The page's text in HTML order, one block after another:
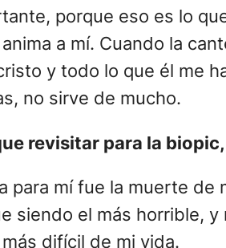
porque eso es lo
a mí. Cuando la
y todo lo que él me
no sirve de mucho.
revisitar para la
para mí fue la muerte
siendo el más horrible,
difícil de mi vida.